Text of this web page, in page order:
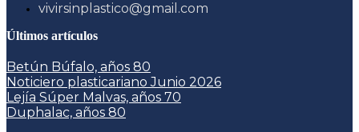
vivirsinplastico@gmail.com
Últimos artículos
Betún Búfalo, años 80
Noticiero plasticariano Junio 2026
Lejía Súper Malvas, años 70
Duphalac, años 80